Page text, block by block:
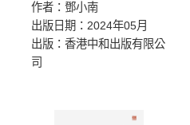
作者：鄧小南
出版日期：2024年05月
出版：香港中和出版有限公
司